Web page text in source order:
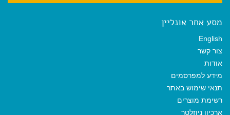
מסע אחר אונליין
English
צור קשר
אודות
מידע למפרסמים
תנאי שימוש באתר
רשימת מוצרים
ארכיון ניוזלטר